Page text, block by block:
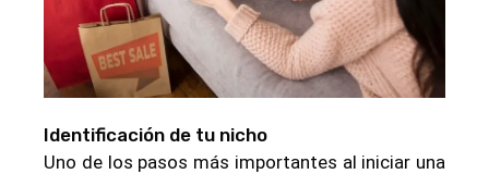
Identificación de tu nicho
Uno de los pasos más importantes al iniciar una